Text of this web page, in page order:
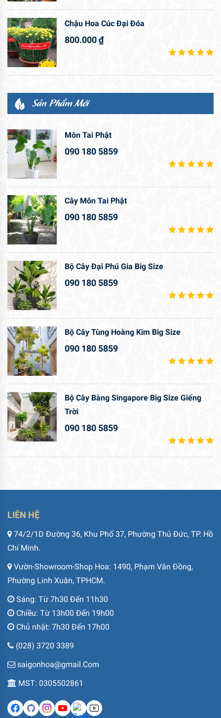
Chậu Hoa Cúc Đại Đóa
800.000₫
Sản Phẩm Mới
Môn Tai Phật
090 180 5859
Cây Môn Tai Phật
090 180 5859
Bộ Cây Đại Phú Gia Big Size
090 180 5859
Bộ Cây Tùng Hoàng Kim Big Size
090 180 5859
Bộ Cây Bàng Singapore Big Size Giếng
Trời
090 180 5859
LIÊN HỆ
74/2/1D Đường 36, Khu Phố 37, Phường Thủ Đức, TP. Hồ
Chí Minh.
Vườn-Showroom-Shop Hoa: 1490, Phạm Văn Đồng,
Phường Linh Xuân, TPHCM.
Sáng: Từ 7h30 Đến 11h30
Chiều: Từ 13h00 Đến 19h00
Chủ nhật: 7h30 Đến 17h00
(028) 3720 3389
saigonhoa@gmail.Com
MST: 0305502861